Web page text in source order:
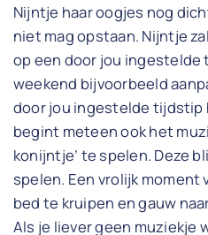
Nijntje haar oogjes nog
niet mag opstaan. Nijntje
op een door jou ingestelde
weekend bijvoorbeeld
door jou ingestelde tijdstip
begint meteen ook het
konijntje’ te spelen. Deze
spelen. Een vrolijk moment
bed te kruipen en gauw
Als je liever geen muziekje